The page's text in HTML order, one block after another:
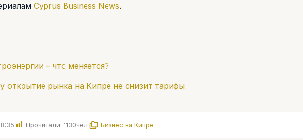
Cyprus Business News.
– что меняется?
открытие рынка на Кипре не снизит тарифы
Прочитали: 1130чел. Бизнес на Кипре